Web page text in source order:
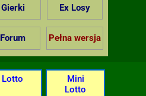
Gierki Ex Losy
Forum Pełna wersja
Lotto
Mini
Lotto